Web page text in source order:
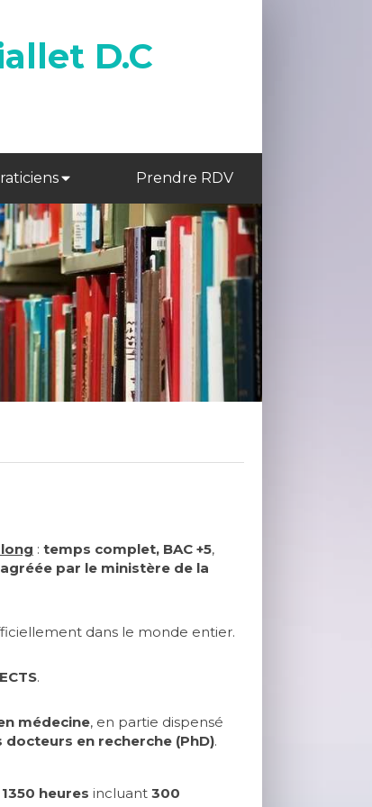
D.C
Prendre RDV
: temps complet, BAC +5,
par le ministère de la
dans le monde entier.
.
médecine, en partie dispensé
en recherche (PhD).
1350 heures incluant 300